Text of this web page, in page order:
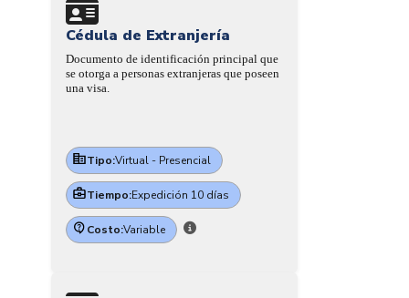
Cédula de Extranjería
Documento de identificación principal que
se otorga a personas extranjeras que poseen
una visa.
Tipo:Virtual - Presencial
Tiempo:Expedición 10 días
Costo:Variable